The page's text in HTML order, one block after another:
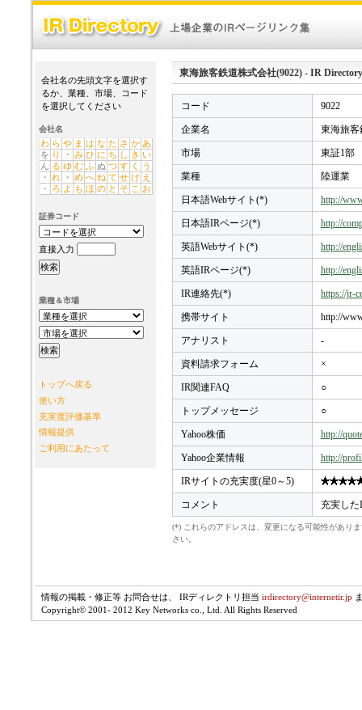
会社名の先頭文字を選択す
るか、業種、市場、コード
を選択してください
会社名
わ ら や ま は な た さ か あ
を り ・ み ひ に ち し き い
ん る ゆ む ふ ぬ つ す く
う
・ れ ・ め へ ね て せ け え
・
ろ よ も ほ の と そ こ お
証券コード
直接入力
業種＆市場
トップへ戻る
使い方
充実度評価基準
情報提供
ご利用にあたって
東海旅客鉄道株式会社(9022) - IR Directory
コード 9022
企業名 東海旅客
市場 東証1部
業種 陸運業
日本語Webサイト(*) http://
日本語IRページ(*) http://
英語Webサイト(*) http://
英語IRページ(*) http://
IR連絡先(*) https://jr-
携帯サイト http://
アナリスト -
資料請求フォーム ×
IR関連FAQ ○
トップメッセージ ○
Yahoo株価 http://
Yahoo企業情報 http://
IRサイトの充実度(星0～5)
コメント 充実し
(*) これらのアドレスは、変更になる可能性があり
さい。
情報の掲載・修正等 お問合せは、 IRディレクトリ担当 irdirectory@internetir.jp
Copyright© 2001- 2012 Key Networks co., Ltd. All Rights Reserved